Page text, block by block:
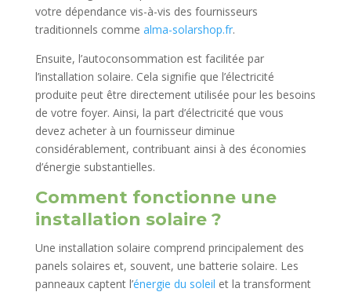
votre dépendance vis-à-vis des fournisseurs
traditionnels comme alma-solarshop.fr.
Ensuite, l’autoconsommation est facilitée par
l’installation solaire. Cela signifie que l’électricité
produite peut être directement utilisée pour les besoins
de votre foyer. Ainsi, la part d’électricité que vous
devez acheter à un fournisseur diminue
considérablement, contribuant ainsi à des économies
d’énergie substantielles.
Comment fonctionne une
installation solaire ?
Une installation solaire comprend principalement des
panels solaires et, souvent, une batterie solaire. Les
panneaux captent l’énergie du soleil et la transforment